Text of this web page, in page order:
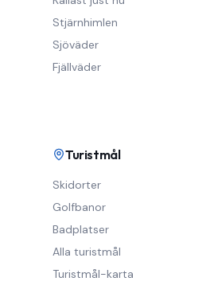
Stjärnhimlen
Sjöväder
Fjällväder
Turistmål
Skidorter
Golfbanor
Badplatser
Alla turistmål
Turistmål-karta